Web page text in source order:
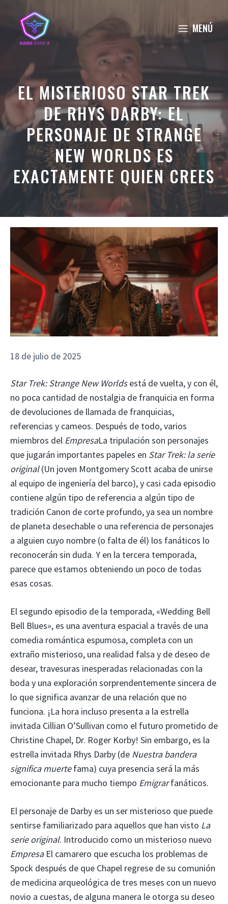
contenido
MENÚ
EL MISTERIOSO STAR TREK
DE RHYS DARBY: EL
PERSONAJE DE STRANGE
NEW WORLDS ES
EXACTAMENTE QUIEN CREES
18 de julio de 2025
Star Trek: Strange New Worldsestá de vuelta, y con él,
no poca cantidad de nostalgia de franquicia en forma
de devoluciones de llamada de franquicias,
referencias y cameos. Después de todo, varios
miembros del EmpresaLa tripulación son personajes
que jugarán importantes papeles en Star Trek: la serie
original(Un joven Montgomery Scott acaba de unirse
al equipo de ingeniería del barco), y casi cada episodio
contiene algún tipo de referencia a algún tipo de
tradición Canon de corte profundo, ya sea un nombre
de planeta desechable o una referencia de personajes
a alguien cuyo nombre (o falta de él) los fanáticos lo
reconocerán sin duda. Y en la tercera temporada,
parece que estamos obteniendo un poco de todas
esas cosas.
El segundo episodio de la temporada, «Wedding Bell
Bell Blues», es una aventura espacial a través de una
comedia romántica espumosa, completa con un
extraño misterioso, una realidad falsa y de deseo de
desear, travesuras inesperadas relacionadas con la
boda y una exploración sorprendentemente sincera de
lo que significa avanzar de una relación que no
funciona. ¡La hora incluso presenta a la estrella
invitada Cillian O’Sullivan como el futuro prometido de
Christine Chapel, Dr. Roger Korby! Sin embargo, es la
estrella invitada Rhys Darby (de Nuestra bandera
significa muertefama) cuya presencia será la más
emocionante para mucho tiempo Emigrarfanáticos.
El personaje de Darby es un ser misterioso que puede
sentirse familiarizado para aquellos que han visto La
serie original. Introducido como un misterioso nuevo
Empresa El camarero que escucha los problemas de
Spock después de que Chapel regrese de su comunión
de medicina arqueológica de tres meses con un nuevo
novio a cuestas, de alguna manera le otorga su deseo